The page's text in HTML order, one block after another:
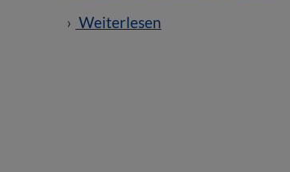
Weiterlesen